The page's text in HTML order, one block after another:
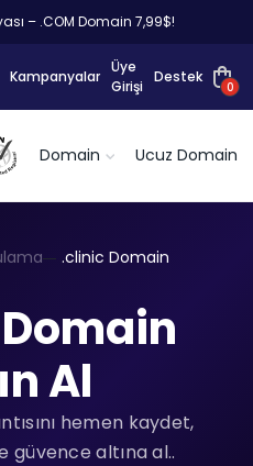
– .COM Domain 7,99$!
Kampanyalar
Üye
Girişi
Destek
0
Domain Ucuz Domain
.clinic Domain
Domain
Al
hemen kaydet,
güvence altına al..